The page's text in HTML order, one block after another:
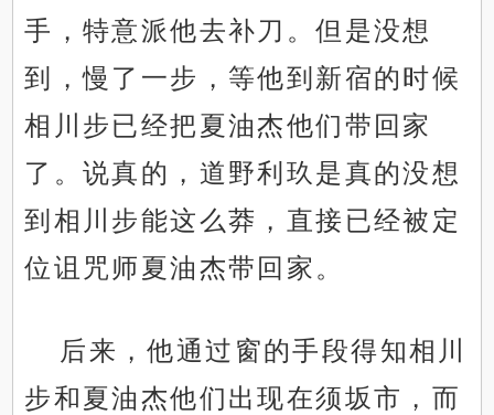
手，特意派他去补刀。但是没想
到，慢了一步，等他到新宿的时候
相川步已经把夏油杰他们带回家
了。说真的，道野利玖是真的没想
到相川步能这么莽，直接已经被定
位诅咒师夏油杰带回家。
后来，他通过窗的手段得知相川
步和夏油杰他们出现在须坂市，而